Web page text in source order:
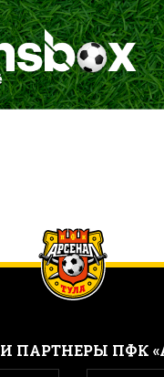
ПАРТНЕРЫ ПФК